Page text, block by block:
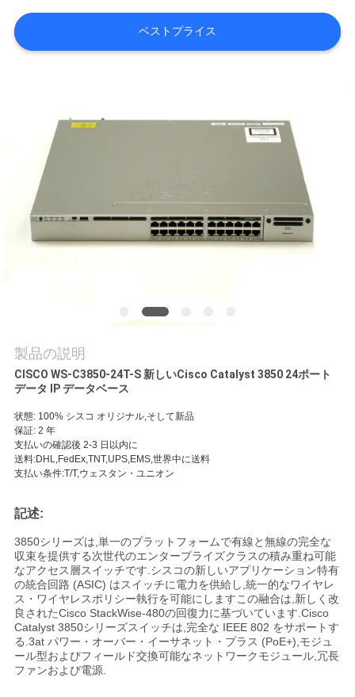
工
場
連
絡
く
だ
さ
い
ニ
ュ
ー
ス
ベストプライス
製品の説明
CISCO WS-C3850-24T-S 新しいCisco Catalyst 3850 24ポート
データ IP データベース
状態: 100% シスコ オリジナル,そして新品
保証: 2 年
支払いの確認後 2-3 日以内に
送料:DHL,FedEx,TNT,UPS,EMS,世界中に送料
支払い条件:T/T,ウェスタン・ユニオン
記述:
3850シリーズは,単一のプラットフォームで有線と無線の完全な
収束を提供する次世代のエンタープライズクラスの積み重ね可能
なアクセス層スイッチです.シスコの新しいアプリケーション特有
の統合回路 (ASIC) はスイッチに電力を供給し,統一的なワイヤレ
ス・ワイヤレスポリシー執行を可能にしますこの融合は,新しく改
良されたCisco StackWise-480の回復力に基づいています.Cisco
Catalyst 3850シリーズスイッチは,完全な IEEE 802 をサポートす
る.3at パワー・オーバー・イーサネット・プラス (PoE+),モジュ
ール型およびフィールド交換可能なネットワークモジュール,冗長
ファンおよび電源.